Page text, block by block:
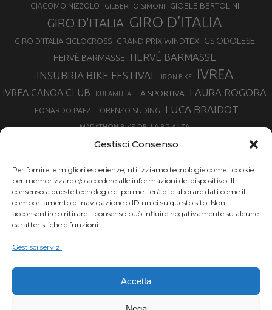
Gestisci Consenso
Per fornire le migliori esperienze, utilizziamo tecnologie come i cookie
per memorizzare e/o accedere alle informazioni del dispositivo. Il
consenso a queste tecnologie ci permetterà di elaborare dati come il
comportamento di navigazione o ID unici su questo sito. Non
acconsentire o ritirare il consenso può influire negativamente su alcune
caratteristiche e funzioni.
Gestisci servizi
Accetta
GIACOMO NIZZOLO GILBERTO SIMONI GIOELE BERTOLINI
GIRO D'ITALIA GIRO D’ITALIA
GIRO D’ITALIA CICLOCROSS GRAND PRIX WINDTEX GS ODOLESE
HERVÈ BARMASSE
HERVÉ BARMASSE
INSUBRIA BIKE FESTIVAL
IRON BIKE IVREA
IVREA CANOA CLUB KULAMULA LA SPORTIVA LAURA ROGORA
LEONARDO PAEZ LORENZO SUDING LUCA BRAIDOT
MARATHON BIKE DELLA BRIANZA
MARCO AURELIO FONTANA
MARTINO FRUET MATHIEU VAN DER POEL MATTEO TRENTIN MIKE FELDERER
MIRKO CELESTINO NIBALI
NINO SCHURTER
PARCO NAZIONALE GRAN PARADISO
PROMENADO BIKE
SIMONE MORO
TOUR DE FRANCE
VINCENZO NIBALI